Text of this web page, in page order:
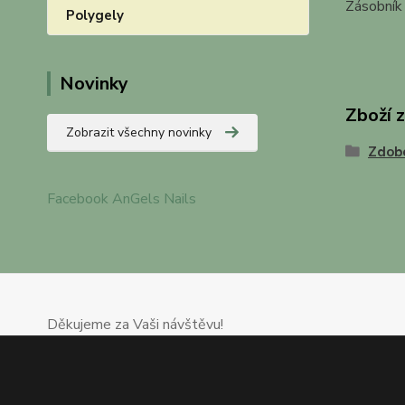
Polygely
Novinky
Zobrazit všechny novinky
Facebook AnGels Nails
Zboží
Děkujeme za Vaši návštěvu!